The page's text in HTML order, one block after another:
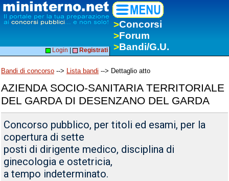
>Concorsi
>Forum
>Bandi/G.U.
Login Registrati
Bandi di concorso --> Lista bandi --> Dettaglio atto
AZIENDA SOCIO-SANITARIA TERRITORIALE
DEL GARDA DI DESENZANO DEL GARDA
Concorso pubblico, per titoli ed esami, per la
copertura di sette
posti di dirigente medico, disciplina di
ginecologia e ostetricia,
a tempo indeterminato.